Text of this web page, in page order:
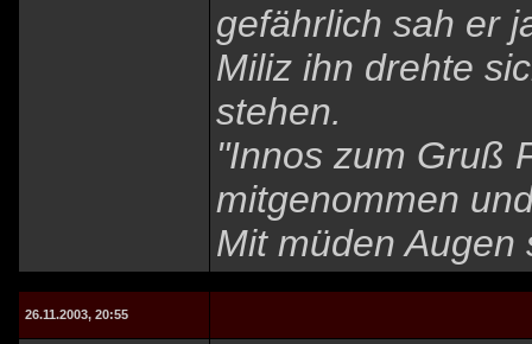
gefährlich sah er
Miliz ihn drehte
stehen.
"Innos zum Gruß
mitgenommen
Mit müden Augen
26.11.2003, 20:55